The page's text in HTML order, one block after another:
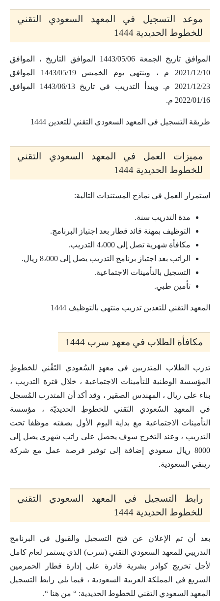
موعد التسجيل في المعهد السعودي التقني
للخطوط الحديدية 1444
الموافق تاريخ الجمعة 1443/05/06 الموافق التاريخ ، الموافق
2021/12/10 م ، وينتهي يوم الخميس 1443/05/19 الموافق
2021/12/23 م. ويبدأ التدريب في تاريخ 1443/06/13 الموافق
2022/01/16 م.
طريقة التسجيل في المعهد السعودي التقني للتعدين 1444
مميزات العمل في المعهد السعودي التقني
للخطوط الحديدية 1444
استمرار العمل في نماذج المستندات التالية:
مدة التدريب سنة.
التوظيف بمهنة قائد قطار بعد اجتياز البرنامج.
مكافأة شهرية تصل إلى 4،000
التدريب.
الراتب بعد اجتياز برنامج التدريب يصل إلى 8،000 ريال.
التسجيل بالتأمينات الاجتماعية.
تأمين طبي.
المعهد التقني للتعدين تدريب منتهي بالتوظيف 1444
مكافأة الطلاب في معهد سرب 1444
تدرب الطلاب المتدربين في معهدِ السُعودي التَقْني للخطوطِ
المؤسسة الوطنية للتأمينات الاجتماعية ، خلال فترة التدريب ،
بناء على ريال ، المهندس الصقير ، وقد أكد أن المتدرب المُسجل
في المعهدِ السُعودي التَقني للخطوطِ الحديديّة ، مؤسسة
التأمينات الاجتماعية مع بداية اليوم الأول بصفته موظفا تحت
التدريب ، وعند التخرج سوف يحصل على راتب شهري يصل إلى
8000 ريال سعودي إضافة إلى توفير فرصة عمل مع شركة
رينفي السعودية.
رابط التسجيل في المعهد السعودي التقني
للخطوط الحديدية 1444
بعد أن تم الإعلان عن فتح التسجيل والقبول في البرنامج
التدريبي للمعهد السعودي التقني (سرب) الذي يستمر لعام كامل
لأجل تخريج كوادر بشرية قادرة على إدارة قطار الحمرمين
السريع في المملكة العربية السعودية ، فيما يلي رابط التسجيل
المعهد السعودي التقني للخطوط الحديدية: “ من هنا “.